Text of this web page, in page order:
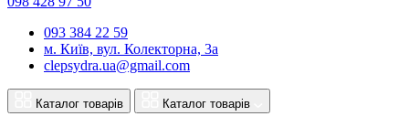
093 384 22 59
м. Київ, вул. Колекторна, 3а
clepsydra.ua@gmail.com
Каталог товарів Каталог товарів